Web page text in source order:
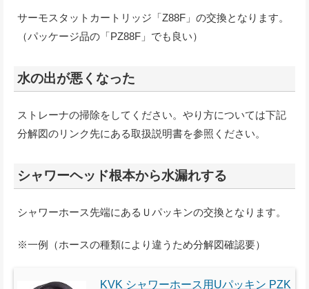
サーモスタットカートリッジ「Z88F」の交換となります。
（パッケージ品の「PZ88F」でも良い）
水の出が悪くなった
ストレーナの掃除をしてください。やり方については下記
分解図のリンク先にある取扱説明書を参照ください。
シャワーヘッド根本から水漏れする
シャワーホース先端にあるＵパッキンの交換となります。
※一例（ホースの種類により違うため分解図確認要）
KVK シャワーホース用Uパッキン PZK